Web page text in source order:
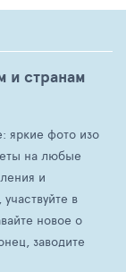
и странам
яркие фото изо
на любые
и
в
новое о
заводите